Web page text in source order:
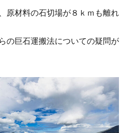
原材料の石切場が８ｋｍも離れ
の巨石運搬法についての疑問が